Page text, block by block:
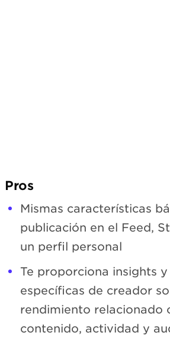
Pros
Mismas características
publicación en el Feed,
un perfil personal
Te proporciona insights
específicas de creador
rendimiento relacionado
contenido, actividad y